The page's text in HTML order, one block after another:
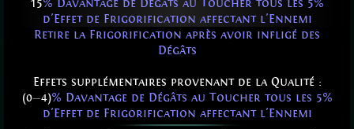
15% Davantage de Dégâts au Toucher tous les 5%
d'Effet de Frigorification affectant l'Ennemi
Retire la Frigorification après avoir infligé des
Dégâts
Effets supplémentaires provenant de la Qualité :
(0—4)% Davantage de Dégâts au Toucher tous les 5%
d'Effet de Frigorification affectant l'Ennemi